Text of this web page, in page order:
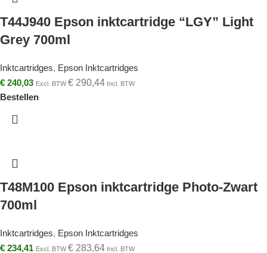
T44J940 Epson inktcartridge “LGY” Light
Grey 700ml
Inktcartridges, Epson Inktcartridges
€ 240,03 Excl. BTW€ 290,44 Incl. BTW
Bestellen
T48M100 Epson inktcartridge Photo-Zwart
700ml
Inktcartridges, Epson Inktcartridges
€ 234,41 Excl. BTW€ 283,64 Incl. BTW